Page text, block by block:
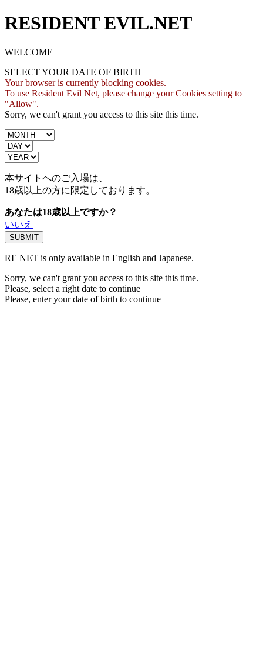
RESIDENT EVIL.NET
WELCOME
SELECT YOUR DATE OF BIRTH
Your browser is currently blocking cookies.
To use Resident Evil Net, please change your Cookies setting to
"Allow".
Sorry, we can't grant you access to this site this time.
本サイトへのご入場は、
18歳以上の方に限定しております。
あなたは18歳以上ですか？
いいえ
RE NET is only available in English and Japanese.
Sorry, we can't grant you access to this site this time.
Please, select a right date to continue
Please, enter your date of birth to continue